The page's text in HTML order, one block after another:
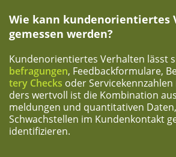
Wie kann kun­den­ori­en­tier­tes
gemes­sen werden?
Kun­den­ori­en­tier­tes Ver­hal­ten lässt
be­fra­gun­gen, Feed­back­for­mu­la­re,
tery Checks oder
ders wert­voll ist die Kom­bi­na­ti­on
mel­dun­gen und quan­ti­ta­ti­ven
Schwach­stel­len im Kun­den­kon­takt
identifizieren.